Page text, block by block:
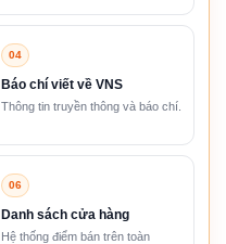
04
Báo chí viết về VNS
Thông tin truyền thông và báo chí.
06
Danh sách cửa hàng
Hệ thống điểm bán trên toàn